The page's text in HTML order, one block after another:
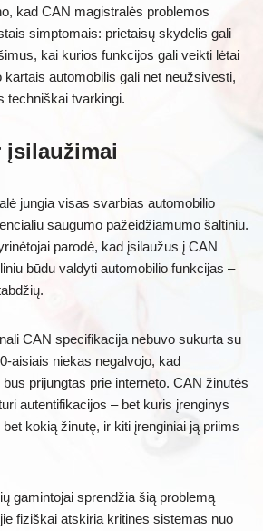
kad CAN magistralės problemos
simptomais: prietaisų skydelis gali
kai kurios funkcijos gali veikti lėtai
automobilis gali net neužsivesti,
techniškai tvarkingi.
įsilaužimai
jungia visas svarbias automobilio
saugumo pažeidžiamumo šaltiniu.
parodė, kad įsilaužus į CAN
būdu valdyti automobilio funkcijas –
CAN specifikacija nebuvo sukurta su
aisiais niekas negalvojo, kad
prijungtas prie interneto. CAN žinutės
autentifikacijos – bet kuris įrenginys
kokią žinutę, ir kiti įrenginiai ją priims
gamintojai sprendžia šią problemą
fiziškai atskiria kritines sistemas nuo